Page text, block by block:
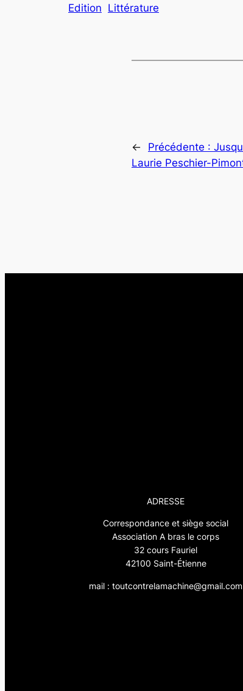
Edition Littérature
← Précédente :
Laurie Peschier-
ADRESSE
Correspondance et siège social
Association A bras le corps
32 cours Fauriel
42100 Saint-Étienne
mail : toutcontrelamachine@gmail.com